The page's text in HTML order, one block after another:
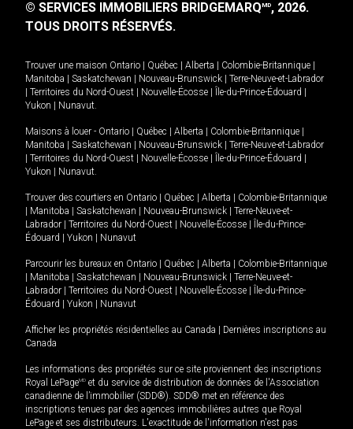
© SERVICES IMMOBILIERS BRIDGEMARQMD, 2026.
TOUS DROITS RÉSERVÉS.
Trouver une maison Ontario Québec Alberta Colombie-Britannique
Manitoba
Saskatchewan Nouveau-Brunswick
Terre-Neuve-et-Labrador
Territoires du Nord-Ouest Nouvelle-Écosse Île-du-Prince-Édouard
Yukon
Nunavut.
Maisons à louer - Ontario Québec Alberta Colombie-Britannique
Manitoba
Saskatchewan Nouveau-Brunswick
Terre-Neuve-et-Labrador
Territoires du Nord-Ouest Nouvelle-Écosse Île-du-Prince-Édouard
Yukon
Nunavut.
Trouver des courtiers en Ontario Québec Alberta
Colombie-Britannique
Manitoba Saskatchewan Nouveau-Brunswick
Terre-Neuve-et-
Labrador
Territoires du Nord-Ouest Nouvelle-Écosse
Île-du-Prince-
Édouard
Yukon Nunavut
Parcourir les bureaux en Ontario Québec Alberta
Colombie-Britannique
Manitoba Saskatchewan Nouveau-Brunswick
Terre-Neuve-et-
Labrador
Territoires du Nord-Ouest Nouvelle-Écosse
Île-du-Prince-
Édouard
Yukon Nunavut
Afficher les propriétés résidentielles au Canada
Dernières inscriptions au
Canada
Les informations des propriétés sur ce site proviennent des inscriptions
Royal LePageMD et du service de distribution de données de l'Association
canadienne de l’immobilier (SDD®). SDD® met en référence des
inscriptions tenues par des agences immobilières autres que Royal
LePage et ses distributeurs. L'exactitude de l'information n'est pas